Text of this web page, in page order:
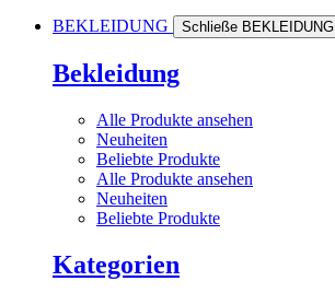
BEKLEIDUNG Schließe BEKLEIDUNG
Bekleidung
Alle Produkte ansehen
Neuheiten
Beliebte Produkte
Alle Produkte ansehen
Neuheiten
Beliebte Produkte
Kategorien